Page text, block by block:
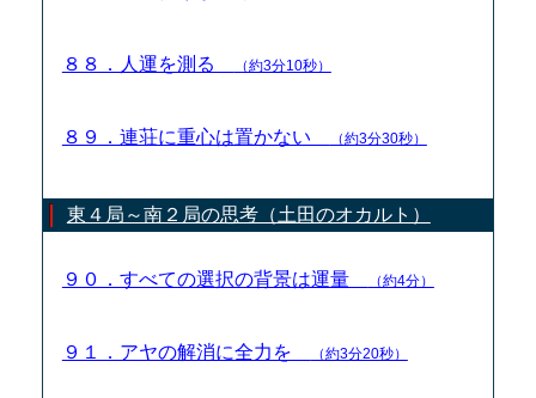
８８．人運を測る （約3分10秒）
８９．連荘に重心は置かない （約3分30秒）
東４局～南２局の思考（土田のオカルト）
９０．すべての選択の背景は運量 （約4分）
９１．アヤの解消に全力を （約3分20秒）